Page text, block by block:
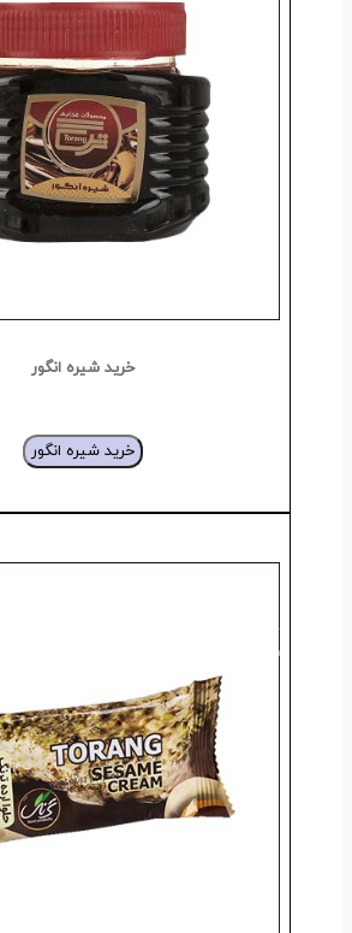
خرید شیره انگور
خرید شیره انگور